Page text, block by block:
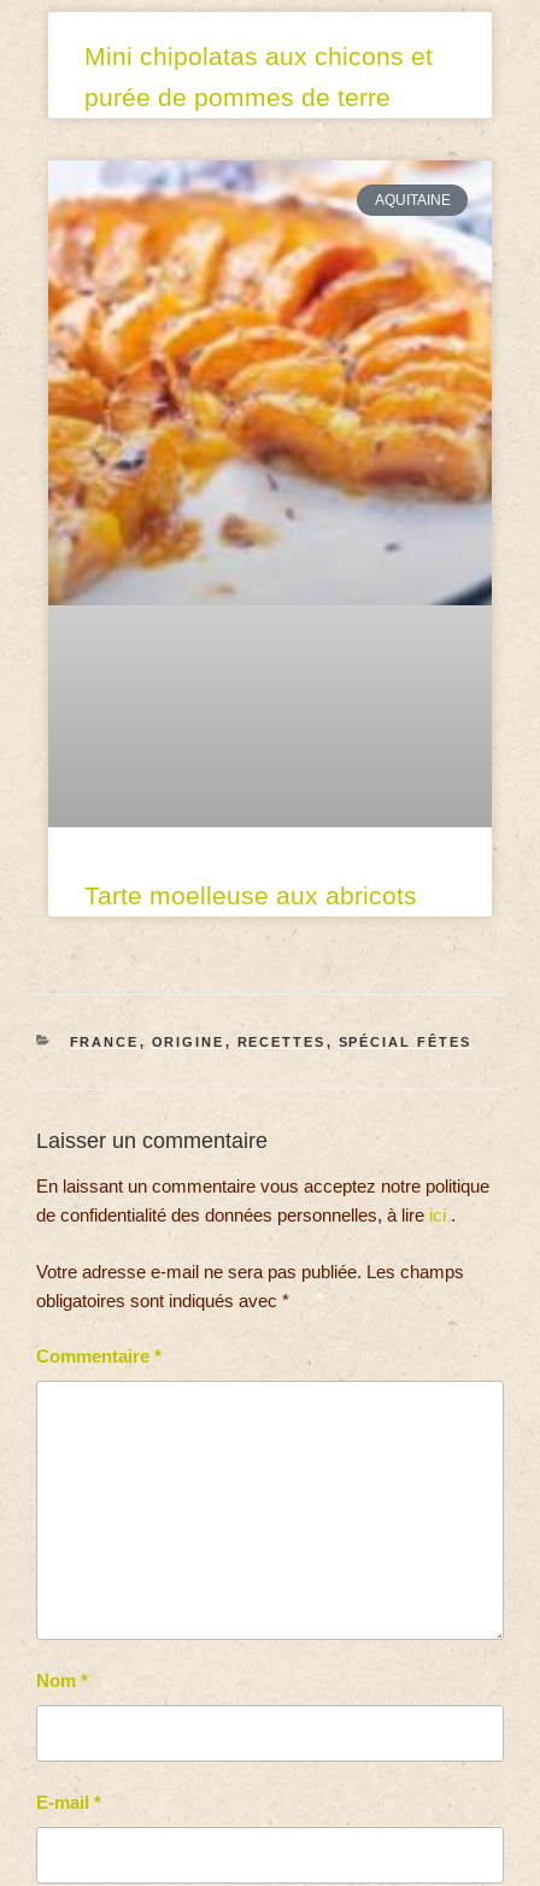
Mini chipolatas aux chicons et
purée de pommes de terre
AQUITAINE
Tarte moelleuse aux abricots
FRANCE , ORIGINE , RECETTES , SPÉCIAL FÊTES
Laisser un commentaire
En laissant un commentaire vous acceptez notre politique
de confidentialité des données personnelles, à lire ici .
Votre adresse e-mail ne sera pas publiée. Les champs
obligatoires sont indiqués avec *
Commentaire *
Nom *
E-mail *